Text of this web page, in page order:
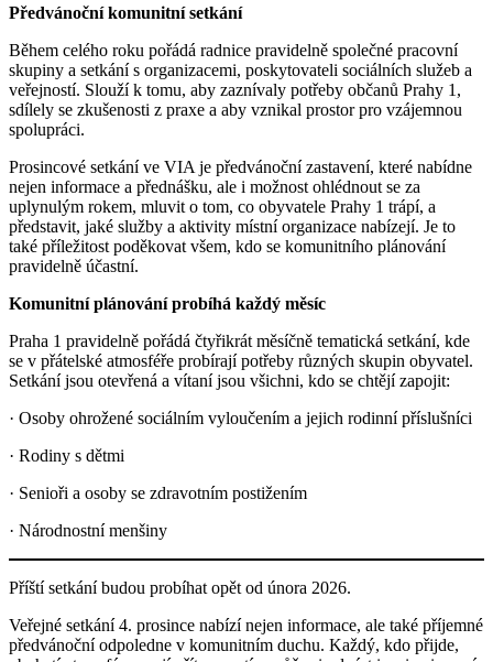
Předvánoční komunitní setkání
Během celého roku pořádá radnice pravidelně společné pracovní
skupiny a setkání s organizacemi, poskytovateli sociálních služeb a
veřejností. Slouží k tomu, aby zaznívaly potřeby občanů Prahy 1,
sdílely se zkušenosti z praxe a aby vznikal prostor pro vzájemnou
spolupráci.
Prosincové setkání ve VIA je předvánoční zastavení, které nabídne
nejen informace a přednášku, ale i možnost ohlédnout se za
uplynulým rokem, mluvit o tom, co obyvatele Prahy 1 trápí, a
představit, jaké služby a aktivity místní organizace nabízejí. Je to
také příležitost poděkovat všem, kdo se komunitního plánování
pravidelně účastní.
Komunitní plánování probíhá každý měsíc
Praha 1 pravidelně pořádá čtyřikrát měsíčně tematická setkání, kde
se v přátelské atmosféře probírají potřeby různých skupin obyvatel.
Setkání jsou otevřená a vítaní jsou všichni, kdo se chtějí zapojit:
· Osoby ohrožené sociálním vyloučením a jejich rodinní příslušníci
· Rodiny s dětmi
· Senioři a osoby se zdravotním postižením
· Národnostní menšiny
Příští setkání budou probíhat opět od února 2026.
Veřejné setkání 4. prosince nabízí nejen informace, ale také příjemné
předvánoční odpoledne v komunitním duchu. Každý, kdo přijde,